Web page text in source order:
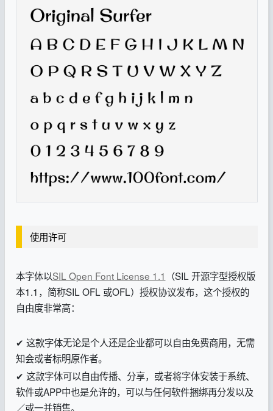
使用许可
本字体以SIL Open Font License 1.1 （SIL 开源字型授权版
本1.1，简称SIL OFL 或OFL）授权协议发布，这个授权的
自由度非常高：
✔ 这款字体无论是个人还是企业都可以自由免费商用，无需
知会或者标明原作者。
✔ 这款字体可以自由传播、分享，或者将字体安装于系统、
软件或APP中也是允许的，可以与任何软件捆绑再分发以及
／或一并销售。